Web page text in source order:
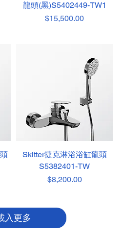
龍頭(黑)S5402449-TW1
價格
$15,500.00
Skitter捷克淋浴浴缸龍頭
S5382401-TW
價格
$8,200.00
入更多